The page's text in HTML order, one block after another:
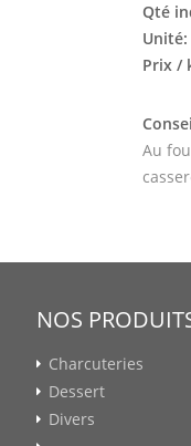
Qté
Unité:
Prix /
Au
NOS
Charcuteries
Dessert
Divers